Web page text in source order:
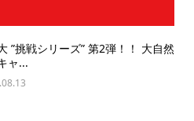
”挑戦シリーズ” 第2弾！！ 大自然
ャ...